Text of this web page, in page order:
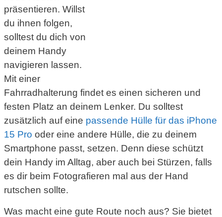
präsentieren. Willst
du ihnen folgen,
solltest du dich von
deinem Handy
navigieren lassen.
Mit einer
Fahrradhalterung findet es einen sicheren und
festen Platz an deinem Lenker. Du solltest
zusätzlich auf eine passende Hülle für das iPhone
15 Pro oder eine andere Hülle, die zu deinem
Smartphone passt, setzen. Denn diese schützt
dein Handy im Alltag, aber auch bei Stürzen, falls
es dir beim Fotografieren mal aus der Hand
rutschen sollte.
Was macht eine gute Route noch aus? Sie bietet